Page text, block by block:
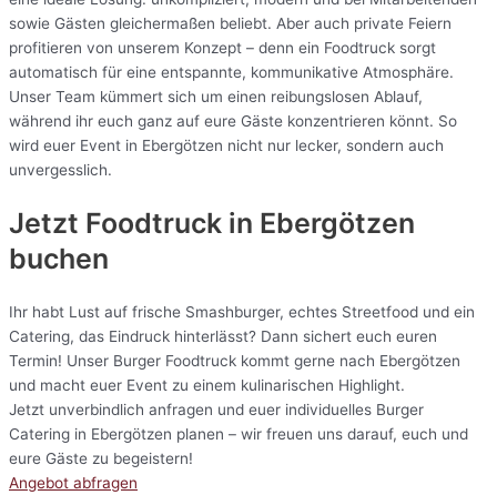
sowie Gästen gleichermaßen beliebt. Aber auch private Feiern
profitieren von unserem Konzept – denn ein Foodtruck sorgt
automatisch für eine entspannte, kommunikative Atmosphäre.
Unser Team kümmert sich um einen reibungslosen Ablauf,
während ihr euch ganz auf eure Gäste konzentrieren könnt. So
wird euer Event in Ebergötzen nicht nur lecker, sondern auch
unvergesslich.
Jetzt Foodtruck in Ebergötzen
buchen
Ihr habt Lust auf frische Smashburger, echtes Streetfood und ein
Catering, das Eindruck hinterlässt? Dann sichert euch euren
Termin! Unser Burger Foodtruck kommt gerne nach Ebergötzen
und macht euer Event zu einem kulinarischen Highlight.
Jetzt unverbindlich anfragen und euer individuelles Burger
Catering in Ebergötzen planen – wir freuen uns darauf, euch und
eure Gäste zu begeistern!
Angebot abfragen